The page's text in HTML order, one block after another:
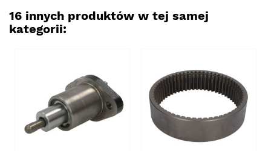
16 innych produktów w tej samej
kategorii: